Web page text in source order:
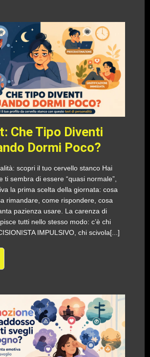
Che Tipo Diventi
Dormi Poco?
scopri il tuo cervello stanco Hai
ti sembra di essere “quasi normale”,
la prima scelta della giornata: cosa
rimandare, come rispondere, cosa
pazienza usare. La carenza di
tutti nello stesso modo: c’è chi
IMPULSIVO, chi scivola[...]